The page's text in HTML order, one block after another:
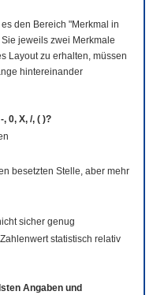
den Bereich "Merkmal in
jeweils zwei Merkmale
Layout zu erhalten, müssen
hintereinander
0, X, /, ( )?
besetzten Stelle, aber mehr
sicher genug
statistisch relativ
Angaben und